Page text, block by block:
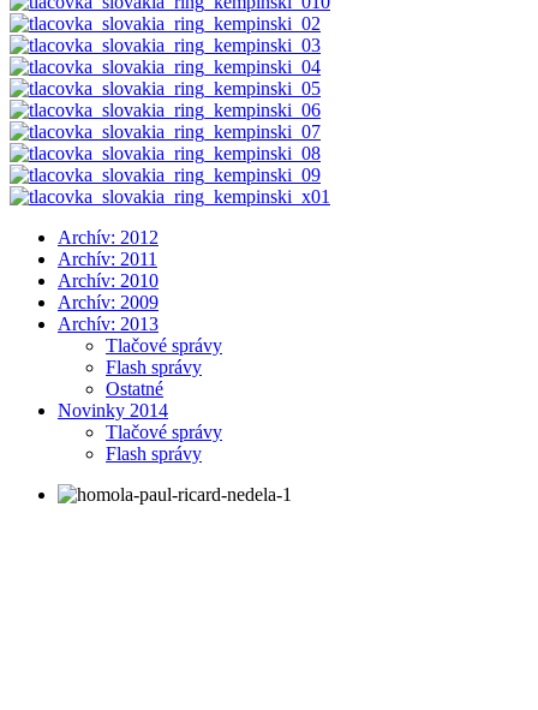
Archív: 2012
Archív: 2011
Archív: 2010
Archív: 2009
Archív: 2013
Tlačové správy
Flash správy
Ostatné
Novinky 2014
Tlačové správy
Flash správy